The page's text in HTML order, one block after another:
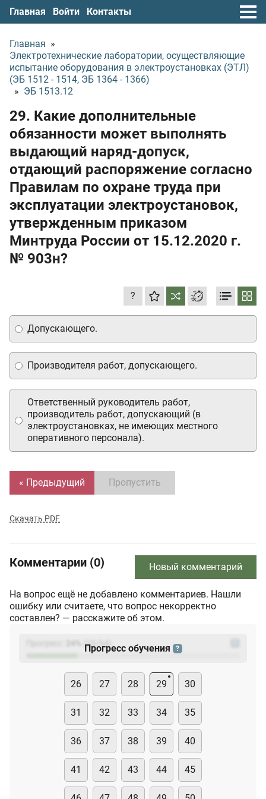
Главная Войти Контакты
Главная »
Электротехнические лаборатории, осуществляющие
испытание оборудования в электроустановках (ЭТЛ)
(ЭБ 1512 - 1514, ЭБ 1364 - 1366)
» ЭБ 1513.12
29. Какие дополнительные
обязанности может выполнять
выдающий наряд-допуск,
отдающий распоряжение согласно
Правилам по охране труда при
эксплуатации электроустановок,
утвержденным приказом
Минтруда России от 15.12.2020 г.
№ 903н?
?
Ответственный руководитель работ,
производитель работ, допускающий (в
электроустановках, не имеющих местного
оперативного персонала).
Производителя работ, допускающего.
Допускающего.
« Предыдущий Пропустить
Скачать PDF
Комментарии (0) Новый комментарий
На вопрос ещё не добавлено комментариев. Нашли
ошибку или считаете, что вопрос некорректно
составлен? — расскажите об этом.
(23
Прогресс обучения ?
26 27 28 29 30
31 32 33 34 35
36 37 38 39 40
41 42 43 44 45